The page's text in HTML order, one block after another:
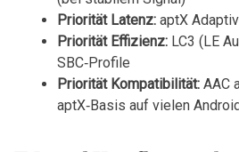
Priorität Latenz:‌aptX
Priorität Effizienz:LC3 (LE
SBC‑Profile
Priorität⁤ Kompatibilität:AAC
‍aptX‑Basis ‌auf vielen